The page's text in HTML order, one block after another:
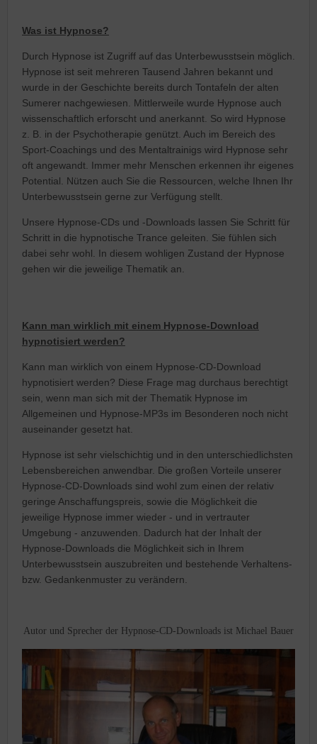
Was ist Hypnose?
Durch Hypnose ist Zugriff auf das Unterbewusstsein möglich.
Hypnose ist seit mehreren Tausend Jahren bekannt und
wurde in der Geschichte bereits durch Tontafeln der alten
Sumerer nachgewiesen. Mittlerweile wurde Hypnose auch
wissenschaftlich erforscht und anerkannt. So wird Hypnose
z. B. in der Psychotherapie genützt. Auch im Bereich des
Sport-Coachings und des Mentaltrainigs wird Hypnose sehr
oft angewandt. Immer mehr Menschen erkennen ihr eigenes
Potential. Nützen auch Sie die Ressourcen, welche Ihnen Ihr
Unterbewusstsein gerne zur Verfügung stellt.
Unsere Hypnose-CDs und -Downloads lassen Sie Schritt für
Schritt in die hypnotische Trance geleiten. Sie fühlen sich
dabei sehr wohl. In diesem wohligen Zustand der Hypnose
gehen wir die jeweilige Thematik an.
Kann man wirklich mit einem Hypnose-Download
hypnotisiert werden?
Kann man wirklich von einem Hypnose-CD-Download
hypnotisiert werden? Diese Frage mag durchaus berechtigt
sein, wenn man sich mit der Thematik Hypnose im
Allgemeinen und Hypnose-MP3s im Besonderen noch nicht
auseinander gesetzt hat.
Hypnose ist sehr vielschichtig und in den unterschiedlichsten
Lebensbereichen anwendbar. Die großen Vorteile unserer
Hypnose-CD-Downloads sind wohl zum einen der relativ
geringe Anschaffungspreis, sowie die Möglichkeit die
jeweilige Hypnose immer wieder - und in vertrauter
Umgebung - anzuwenden. Dadurch hat der Inhalt der
Hypnose-Downloads die Möglichkeit sich in Ihrem
Unterbewusstsein auszubreiten und bestehende Verhaltens-
bzw. Gedankenmuster zu verändern.
Autor und Sprecher der Hypnose-CD-Downloads ist Michael Bauer